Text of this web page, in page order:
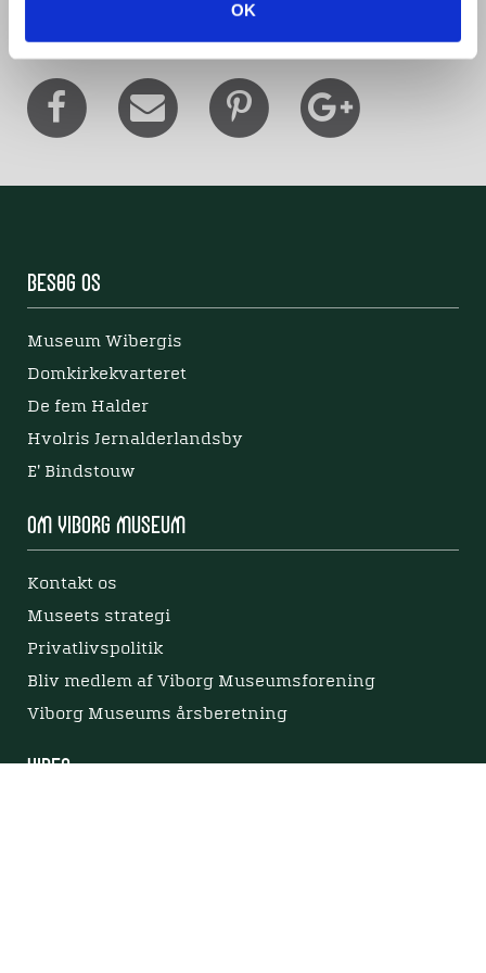
OK
Del denne artikel med andre:
Besøg os
Museum Wibergis
Domkirkekvarteret
De fem Halder
Hvolris Jernalderlandsby
E' Bindstouw
Om Viborg Museum
Kontakt os
Museets strategi
Privatlivspolitik
Bliv medlem af Viborg Museumsforening
Viborg Museums årsberetning
Viden